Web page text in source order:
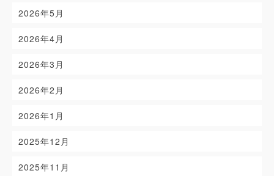
2026年5月
2026年4月
2026年3月
2026年2月
2026年1月
2025年12月
2025年11月